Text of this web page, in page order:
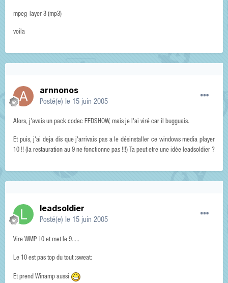
mpeg-layer 3 (mp3)
voila
arnnonos
Posté(e) le 15 juin 2005
Alors, j'avais un pack codec FFDSHOW, mais je l'ai viré car il bugguais.
Et puis, j'ai deja dis que j'arrivais pas a le désinstaller ce windows media player
10 !! (la restauration au 9 ne fonctionne pas !!!) Ta peut etre une idée leadsoldier ?
leadsoldier
Posté(e) le 15 juin 2005
Vire WMP 10 et met le 9.....
Le 10 est pas top du tout :sweat:
Et prend Winamp aussi